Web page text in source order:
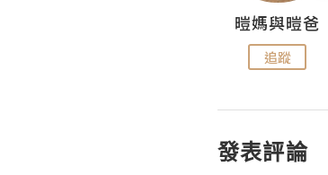
暟媽與暟爸
追蹤
發表評論